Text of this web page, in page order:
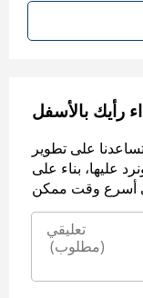
رأيك بالأسفل
على تطوير
عليها، بناء على